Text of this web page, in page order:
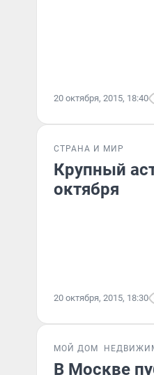
20 октября, 2015, 18:40
СТРАНА И МИР
Крупный
октября
20 октября, 2015, 18:30
МОЙ ДОМ
В Москве